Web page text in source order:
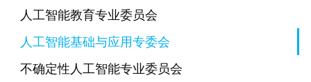
人工智能教育专业委员会
人工智能基础与应用专委会
不确定性人工智能专业委员会